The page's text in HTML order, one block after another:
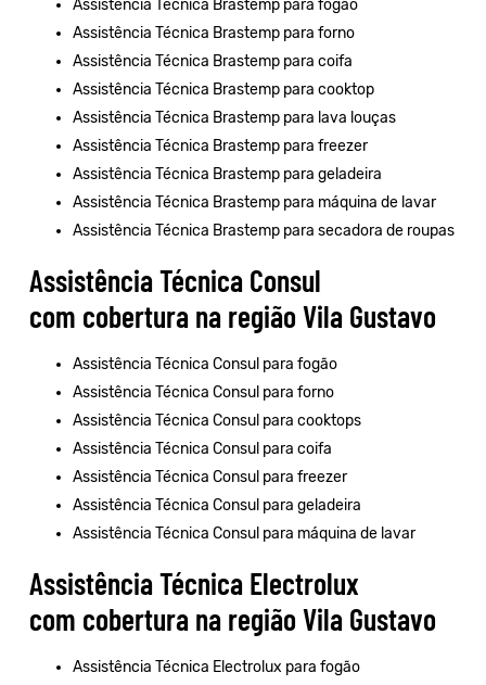
Assistência Técnica Brastemp para fogão
Assistência Técnica Brastemp para forno
Assistência Técnica Brastemp para coifa
Assistência Técnica Brastemp para cooktop
Assistência Técnica Brastemp para lava louças
Assistência Técnica Brastemp para freezer
Assistência Técnica Brastemp para geladeira
Assistência Técnica Brastemp para máquina de lavar
Assistência Técnica Brastemp para secadora de roupas
Assistência Técnica Consul
com cobertura na região Vila Gustavo
Assistência Técnica Consul para fogão
Assistência Técnica Consul para forno
Assistência Técnica Consul para cooktops
Assistência Técnica Consul para coifa
Assistência Técnica Consul para freezer
Assistência Técnica Consul para geladeira
Assistência Técnica Consul para máquina de lavar
Assistência Técnica Electrolux
com cobertura na região Vila Gustavo
Assistência Técnica Electrolux para fogão